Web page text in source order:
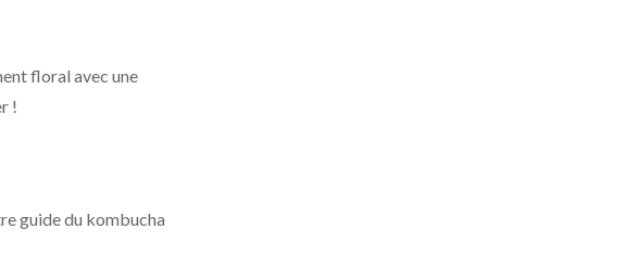
floral avec une
!
guide du kombucha